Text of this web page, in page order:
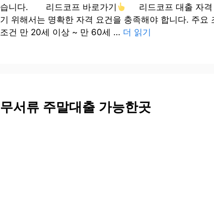
습니다. 리드코프 바로가기
리드코프 대출 자격
기 위해서는 명확한 자격 요건을 충족해야 합니다. 주요
조건 만 20세 이상 ~ 만 60세 … 더 읽기
무서류 주말대출 가능한곳